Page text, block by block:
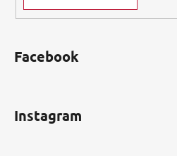
Facebook
Instagram